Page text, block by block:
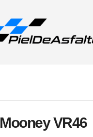
Mooney VR46